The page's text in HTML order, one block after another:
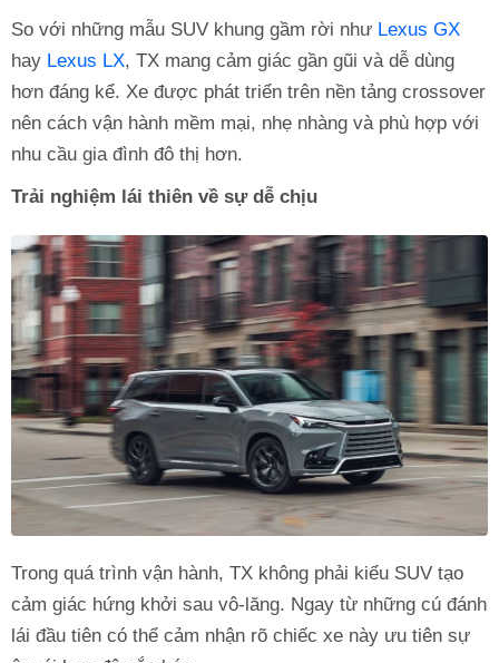
So với những mẫu SUV khung gầm rời như Lexus GX
hay Lexus LX, TX mang cảm giác gần gũi và dễ dùng
hơn đáng kể. Xe được phát triển trên nền tảng crossover
nên cách vận hành mềm mại, nhẹ nhàng và phù hợp với
nhu cầu gia đình đô thị hơn.
Trải nghiệm lái thiên về sự dễ chịu
Trong quá trình vận hành, TX không phải kiểu SUV tạo
cảm giác hứng khởi sau vô-lăng. Ngay từ những cú đánh
lái đầu tiên có thể cảm nhận rõ chiếc xe này ưu tiên sự